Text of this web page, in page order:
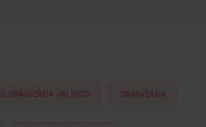
GRANIZADA JALISCO GRANIZADA